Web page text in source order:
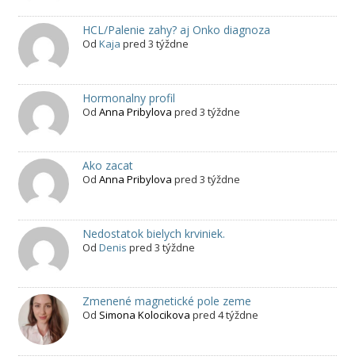
HCL/Palenie zahy? aj Onko diagnoza
Od Kaja pred 3 týždne
Hormonalny profil
Od Anna Pribylova pred 3 týždne
Ako zacat
Od Anna Pribylova pred 3 týždne
Nedostatok bielych krviniek.
Od Denis pred 3 týždne
Zmenené magnetické pole zeme
Od Simona Kolocikova pred 4 týždne